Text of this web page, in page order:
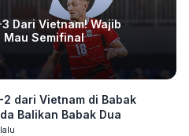
Dari Vietnam! Wajib
Mau Semifinal
dari Vietnam di Babak
Balikan Babak Dua